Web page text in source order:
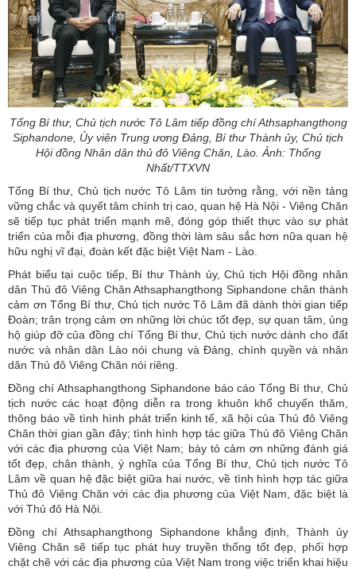
Tổng Bí thư, Chủ tịch nước Tô Lâm tiếp đồng chí Athsaphangthong
Siphandone, Ủy viên Trung ương Đảng, Bí thư Thành ủy, Chủ tịch
Hội đồng Nhân dân thủ đô Viêng Chăn, Lào. Ảnh: Thống
Nhất/TTXVN
Tổng Bí thư, Chủ tịch nước Tô Lâm tin tưởng rằng, với nền tảng
vững chắc và quyết tâm chính trị cao, quan hệ Hà Nội - Viêng Chăn
sẽ tiếp tục phát triển mạnh mẽ, đóng góp thiết thực vào sự phát
triển của mỗi địa phương, đồng thời làm sâu sắc hơn nữa quan hệ
hữu nghị vĩ đại, đoàn kết đặc biệt Việt Nam - Lào.
Phát biểu tại cuộc tiếp, Bí thư Thành ủy, Chủ tịch Hội đồng nhân
dân Thủ đô Viêng Chăn Athsaphangthong Siphandone chân thành
cảm ơn Tổng Bí thư, Chủ tịch nước Tô Lâm đã dành thời gian tiếp
Đoàn; trân trọng cảm ơn những lời chúc tốt đẹp, sự quan tâm, ủng
hộ giúp đỡ của đồng chí Tổng Bí thư, Chủ tịch nước dành cho đất
nước và nhân dân Lào nói chung và Đảng, chính quyền và nhân
dân Thủ đô Viêng Chăn nói riêng.
Đồng chí Athsaphangthong Siphandone báo cáo Tổng Bí thư, Chủ
tịch nước các hoạt động diễn ra trong khuôn khổ chuyến thăm,
thông báo về tình hình phát triển kinh tế, xã hội của Thủ đô Viêng
Chăn thời gian gần đây; tình hình hợp tác giữa Thủ đô Viêng Chăn
với các địa phương của Việt Nam; bày tỏ cảm ơn những đánh giá
tốt đẹp, chân thành, ý nghĩa của Tổng Bí thư, Chủ tịch nước Tô
Lâm về quan hệ đặc biệt giữa hai nước, về tình hình hợp tác giữa
Thủ đô Viêng Chăn với các địa phương của Việt Nam, đặc biệt là
với Thủ đô Hà Nội.
Đồng chí Athsaphangthong Siphandone khẳng định, Thành ủy
Viêng Chăn sẽ tiếp tục phát huy truyền thống tốt đẹp, phối hợp
chặt chẽ với các địa phương của Việt Nam trong việc triển khai hiệu